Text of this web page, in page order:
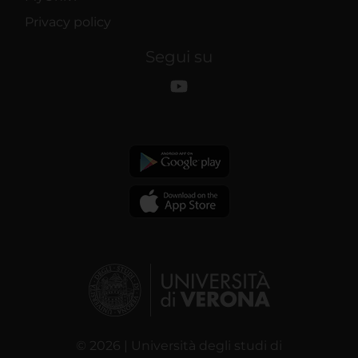
Privacy policy
Segui su
© 2026 | Università degli studi di